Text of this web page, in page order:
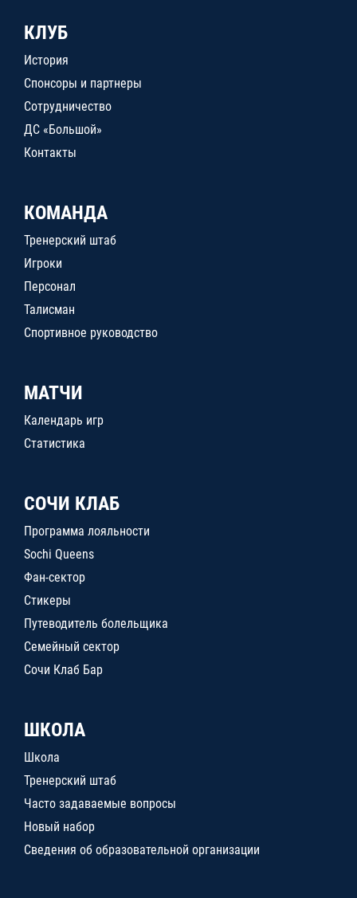
КЛУБ
История
Спонсоры и партнеры
Сотрудничество
ДС «Большой»
Контакты
КОМАНДА
Тренерский штаб
Игроки
Персонал
Талисман
Спортивное руководство
МАТЧИ
Календарь игр
Статистика
СОЧИ КЛАБ
Программа лояльности
Sochi Queens
Фан-сектор
Стикеры
Путеводитель болельщика
Семейный сектор
Сочи Клаб Бар
ШКОЛА
Школа
Тренерский штаб
Часто задаваемые вопросы
Новый набор
Сведения об образовательной организации